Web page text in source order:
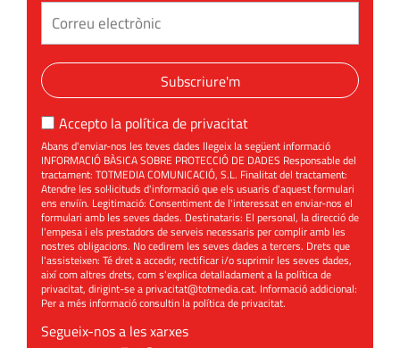
Subscriure'm
Accepto la política de privacitat
Abans d'enviar-nos les teves dades llegeix la següent informació
INFORMACIÓ BÀSICA SOBRE PROTECCIÓ DE DADES Responsable del
tractament: TOTMEDIA COMUNICACIÓ, S.L. Finalitat del tractament:
Atendre les sol·licituds d'informació que els usuaris d'aquest formulari
ens enviïn. Legitimació: Consentiment de l'interessat en enviar-nos el
formulari amb les seves dades. Destinataris: El personal, la direcció de
l'empesa i els prestadors de serveis necessaris per complir amb les
nostres obligacions. No cedirem les seves dades a tercers. Drets que
l'assisteixen: Té dret a accedir, rectificar i/o suprimir les seves dades,
així com altres drets, com s'explica detalladament a la política de
privacitat, dirigint-se aprivacitat@totmedia.cat. Informació addicional:
Per a més informació consultin lapolítica de privacitat.
Segueix-nos a les xarxes